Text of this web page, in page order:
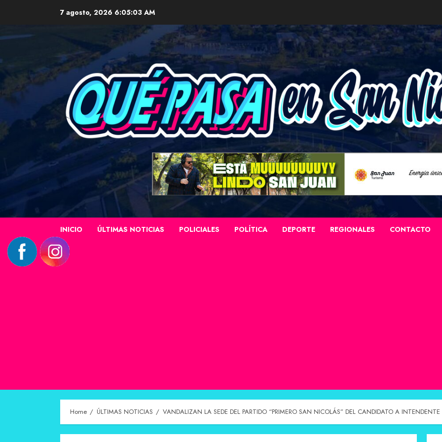
7 agosto, 2026 6:05:05 AM
INICIO ÚLTIMAS NOTICIAS POLICIALES POLÍTICA DEPORTE REGIONALES CONTACTO
Home ÚLTIMAS NOTICIAS VANDALIZAN LA SEDE DEL PARTIDO “PRIMERO SAN NICOLÁS” DEL CANDIDATO A